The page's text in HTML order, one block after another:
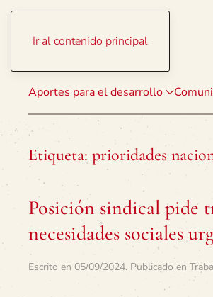
Ir al contenido principal
Aportes para el desarrollo
Etiqueta: prioridades
Posición sindical pide
necesidades sociales
Escrito en 05/09/2024. Publicado en